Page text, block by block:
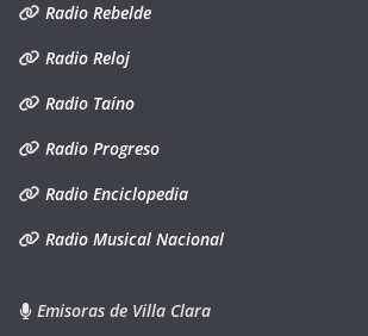
Radio Rebelde
Radio Reloj
Radio Taíno
Radio Progreso
Radio Enciclopedia
Radio Musical Nacional
Emisoras de Villa Clara